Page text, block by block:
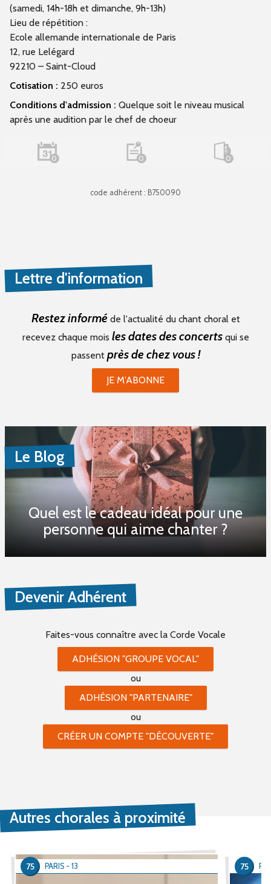
(samedi, 14h-18h et dimanche, 9h-13h)
Lieu de répétition :
Ecole allemande internationale de Paris
12, rue Lelégard
92210 – Saint-Cloud
Cotisation : 250 euros
Conditions d'admission : Quelque soit le niveau musical
après une audition par le chef de choeur
0 0 0
code adhérent : B750090
Lettre d'information
Restez informé de l'actualité du chant choral et
recevez chaque mois les dates des concertsqui se
passent près de chez vous !
JE M'ABONNE
Le Blog
Quel est le cadeau idéal pour une
personne qui aime chanter ?
Devenir Adhérent
Faites-vous connaître avec la Corde Vocale
ADHÉSION "GROUPE VOCAL"
ou
ADHÉSION "PARTENAIRE"
ou
CRÉER UN COMPTE "DÉCOUVERTE"
Autres chorales à proximité
PARIS - 13
75 75